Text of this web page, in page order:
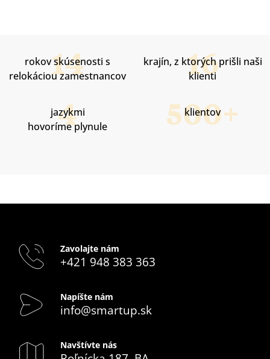
rokov skúsenosti s
relokáciou zamestnancov
krajín, z ktorých prišli naši
klienti
jazykmi
hovoríme plynule
klientov
Zavolajte nám
+421 948 383 363
Napíšte nám
info@smartup.sk
Navštívte nás